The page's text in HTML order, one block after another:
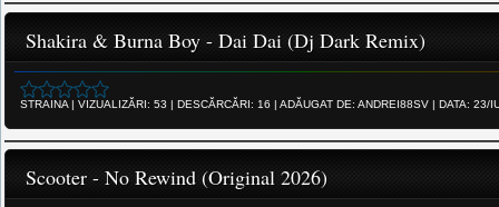
Shakira & Burna Boy - Dai Dai (Dj Dark Remix)
STRAINA| VIZUALIZĂRI: 53 | DESCĂRCĂRI: 16 | ADĂUGAT DE: ANDREI88SV | DATA: 23/
Scooter - No Rewind (Original 2026)